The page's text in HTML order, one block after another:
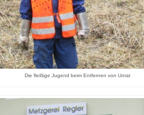
Die fleißige Jugend beim Entfernen von Unrat